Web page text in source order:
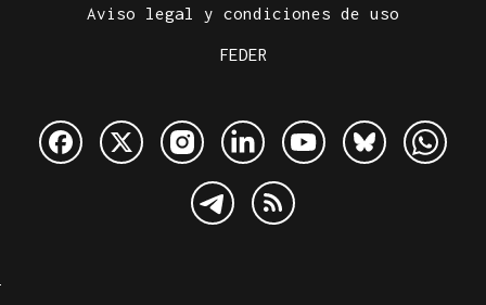
Aviso legal y condiciones de uso
FEDER